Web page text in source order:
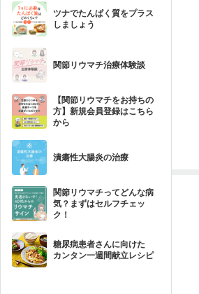
ツナでたんぱく質をプラス
しましょう
関節リウマチ治療体験談
【関節リウマチをお持ちの
方】新規会員登録はこちら
から
潰瘍性大腸炎の治療
関節リウマチってどんな病
気？まずはセルフチェッ
ク！
糖尿病患者さんに向けた
カンタン一週間献立レシピ